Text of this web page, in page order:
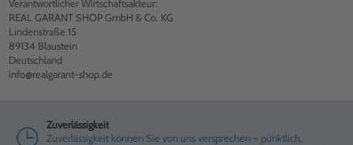
Verantwortlicher Wirtschaftsakteur:
REAL GARANT SHOP GmbH & Co. KG
Lindenstraße 15
89134 Blaustein
Deutschland
info@realgarant-shop.de
Zuverlässigkeit
Zuverlässigkeit können Sie von uns versprechen – pünktlich,